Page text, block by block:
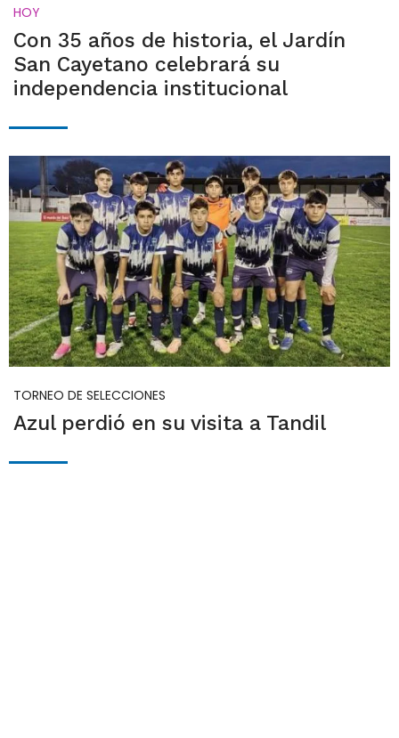
HOY
Con 35 años de historia, el Jardín
San Cayetano celebrará su
independencia institucional
TORNEO DE SELECCIONES
Azul perdió en su visita a Tandil